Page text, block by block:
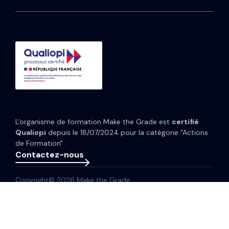
HubSpot Service Hub
HubSpot Data Hub
Tarifs HubSpot
Études de cas
Portfolio
Espace presse
Glossaire
L'organisme de formation Make the Grade est certifié
Qualiopi depuis le 18/07/2024 pour la catégorie "Actions
de Formation" .
Contactez-nous
Copyright© 2026 Make the Grade